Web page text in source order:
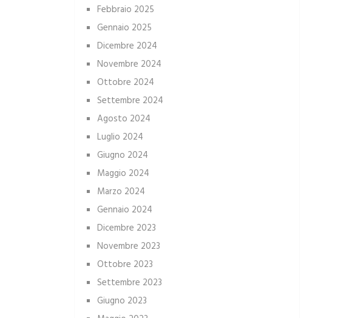
Febbraio 2025
Gennaio 2025
Dicembre 2024
Novembre 2024
Ottobre 2024
Settembre 2024
Agosto 2024
Luglio 2024
Giugno 2024
Maggio 2024
Marzo 2024
Gennaio 2024
Dicembre 2023
Novembre 2023
Ottobre 2023
Settembre 2023
Giugno 2023